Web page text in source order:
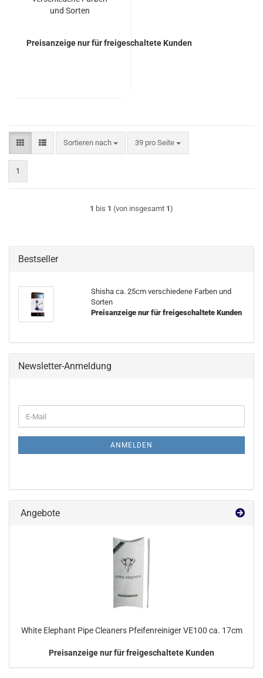
und Sorten
Preisanzeige nur für freigeschaltete Kunden
Sortieren nach
Sortieren nach 39 pro Seite
pro Seite
1
1 bis 1 (von insgesamt 1)
Bestseller
Shisha ca. 25cm verschiedene Farben und
Sorten
Preisanzeige nur für freigeschaltete Kunden
Newsletter-Anmeldung
ZUR
E-
Mail
ANMELDEN
Angebote
White Elephant Pipe Cleaners Pfeifenreiniger VE100 ca. 17cm
Preisanzeige nur für freigeschaltete Kunden